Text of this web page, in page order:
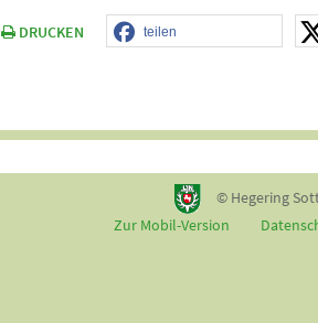
DRUCKEN teilen
© Hegering
Zur Mobil-Version